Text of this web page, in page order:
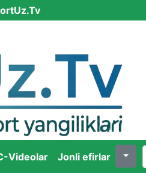
Videolar Jonli efirlar